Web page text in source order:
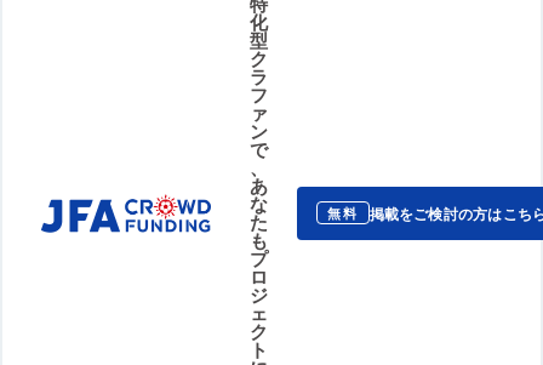
化
型
ク
ラ
フ
ァ
ン
で
、
あ
な
た
も
プ
ロ
ジ
ェ
ク
ト
無料 掲載をご検討の方はこち